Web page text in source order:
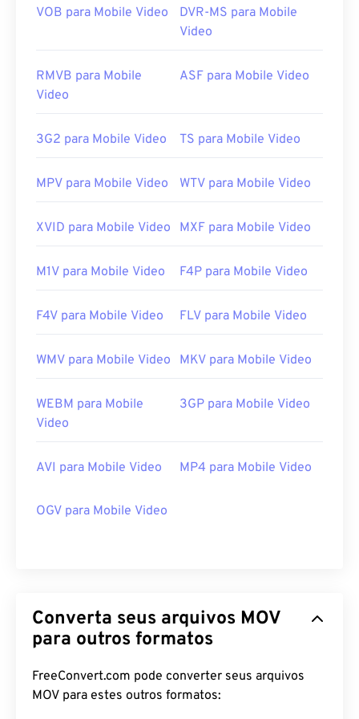
00 00 00 00
00 00 00 00
tecnologias e elas não abrem no QuickTime.
Apple Inc.
Links úteis:
https://developer.apple.com/library/archive/
VOB para Mobile Video
DVR-MS para Mobile
Video
RMVB para Mobile
Video
ASF para Mobile Video
3G2 para Mobile Video TS para Mobile Video
MPV para Mobile Video WTV para Mobile Video
XVID para Mobile Video MXF para Mobile Video
M1V para Mobile Video F4P para Mobile Video
F4V para Mobile Video FLV para Mobile Video
WMV para Mobile Video MKV para Mobile Video
WEBM para Mobile
Video
3GP para Mobile Video
AVI para Mobile Video MP4 para Mobile Video
OGV para Mobile Video
Converta seus arquivos MOV
para outros formatos
FreeConvert.com pode converter seus arquivos
MOV para estes outros formatos: